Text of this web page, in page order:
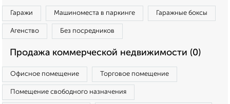
Гаражи Машиноместа в паркинге Гаражные боксы
Агенство Без посредников
Продажа коммерческой недвижимости (0)
Офисное помещение Торговое помещение
Помещение свободного назначения